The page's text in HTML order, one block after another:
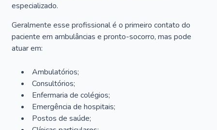
especializado.
Geralmente esse profissional é o primeiro contato do
paciente em ambulâncias e pronto-socorro, mas pode
atuar em:
Ambulatórios;
Consultórios;
Enfermaria de colégios;
Emergência de hospitais;
Postos de saúde;